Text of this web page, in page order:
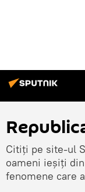
Citiți pe site-ul
oameni ieșiți
fenomene care